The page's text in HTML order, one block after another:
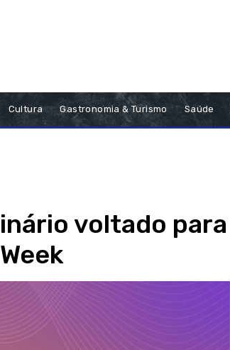
Cultura Gastronomia & Turismo Saúde
voltado para